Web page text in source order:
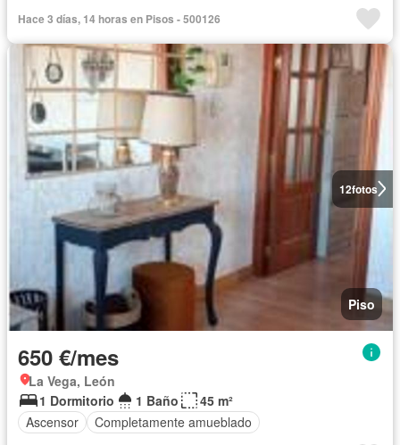
Hace 3 días, 14 horas en Pisos - 500126
12fotos
Piso
650 €/mes
La Vega, León
1 Dormitorio
1 Baño
45 m²
Ascensor
Completamente amueblado